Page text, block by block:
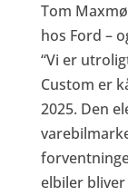
Tom
hos Ford –
“Vi er
Custom er
2025. Den
elbiler